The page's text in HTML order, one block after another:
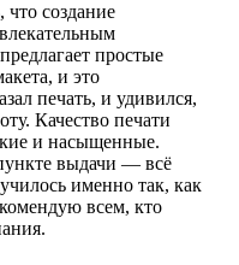
что создание
простые
и это
печать, и удивился,
Качество печати
и насыщенные.
выдачи — всё
именно так, как
всем, кто